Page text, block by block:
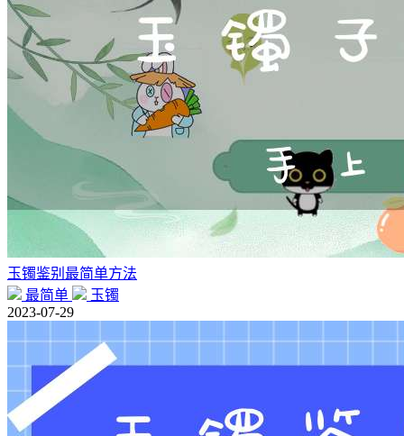
玉镯鉴别最简单方法
最简单
玉镯
2023-07-29